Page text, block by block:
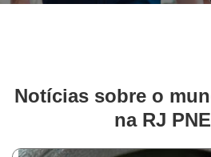
Notícias sobre o
na RJ